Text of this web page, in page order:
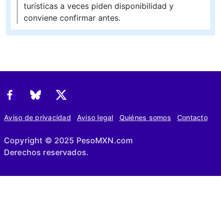
turísticas a veces piden disponibilidad y
conviene confirmar antes.
Aviso de privacidad Aviso legal Quiénes somos Contacto
Copyright © 2025 PesoMXN.com
Derechos reservados.